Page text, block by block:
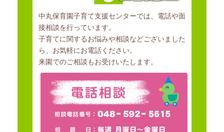
中丸保育園子育て支援センターでは、電話や面
接相談を行っています。
子育てに関するお悩みや相談などございました
ら、お気軽にお電話ください。
来園でのご相談もお受けいたします。